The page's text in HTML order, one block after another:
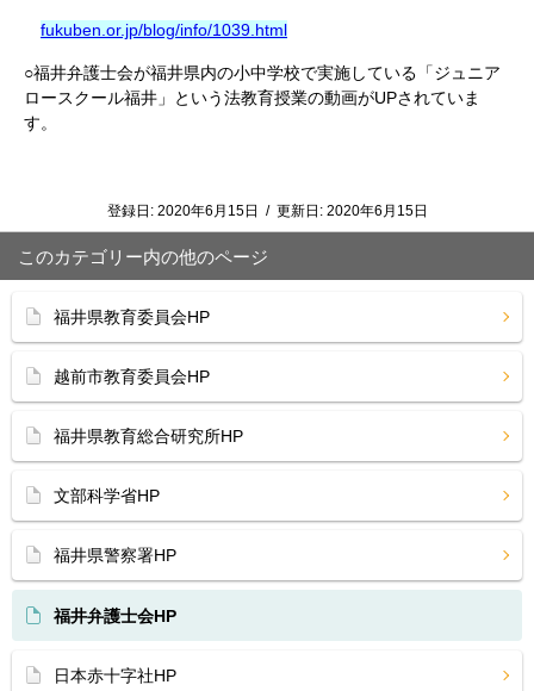
fukuben.or.jp/blog/info/1039.html
○福井弁護士会が福井県内の小中学校で実施している「ジュニア
ロースクール福井」という法教育授業の動画がUPされていま
す。
登録日: 2020年6月15日 / 更新日: 2020年6月15日
このカテゴリー内の他のページ
福井県教育委員会HP
越前市教育委員会HP
福井県教育総合研究所HP
文部科学省HP
福井県警察署HP
福井弁護士会HP
日本赤十字社HP